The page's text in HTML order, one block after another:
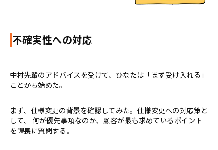
不確実性への対応
中村先輩のアドバイスを受けて、ひなたは「まず受け入れる」
ことから始めた。
まず、仕様変更の背景を確認してみた。仕様変更への対応策と
して、 何が優先事項なのか、顧客が最も求めているポイント
を課長に質問する。